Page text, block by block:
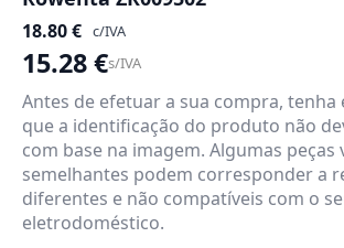
18.80€ c/IVA
15.28€s/IVA
Antes de efetuar a sua compra, tenha
que a identificação do produto não
com base na imagem. Algumas peças
semelhantes podem corresponder a
diferentes e não compatíveis com o
eletrodoméstico.